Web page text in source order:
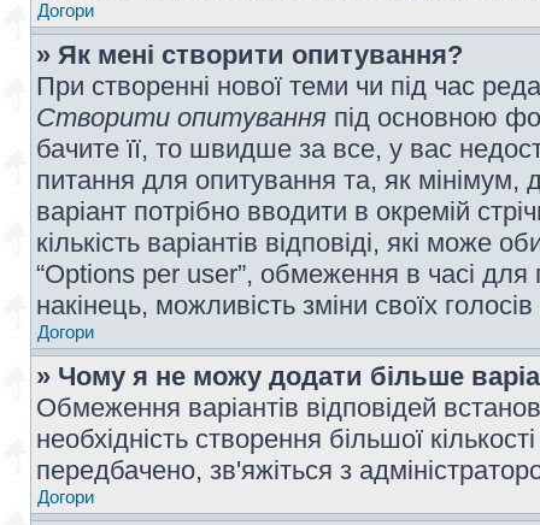
Догори
» Як мені створити опитування?
При створенні нової теми чи під час
Створити опитування під основною
бачите її, то швидше за все, у вас
питання для опитування та, як мінімум,
варіант потрібно вводити в окремій
кількість варіантів відповіді, які може
“Options per user”, обмеження в часі для
накінець, можливість зміни своїх
Догори
» Чому я не можу додати більше
Обмеження варіантів відповідей
необхідність створення більшої
передбачено, зв'яжіться з
Догори